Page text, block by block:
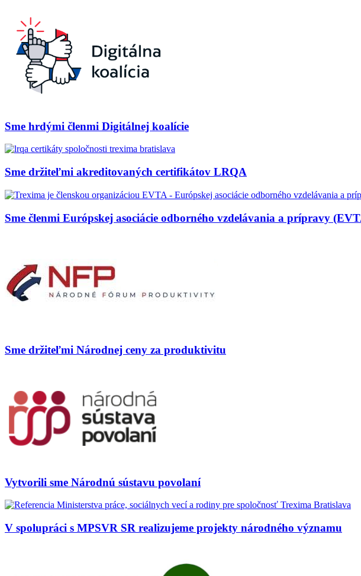
Sme hrdými členmi Digitálnej koalície
Sme držiteľmi akreditovaných certifikátov LRQA
Sme členmi Európskej asociácie odborného vzdelávania a prípravy
Sme držiteľmi Národnej ceny za produktivitu
Vytvorili sme Národnú sústavu povolaní
V spolupráci s MPSVR SR realizujeme projekty národného významu